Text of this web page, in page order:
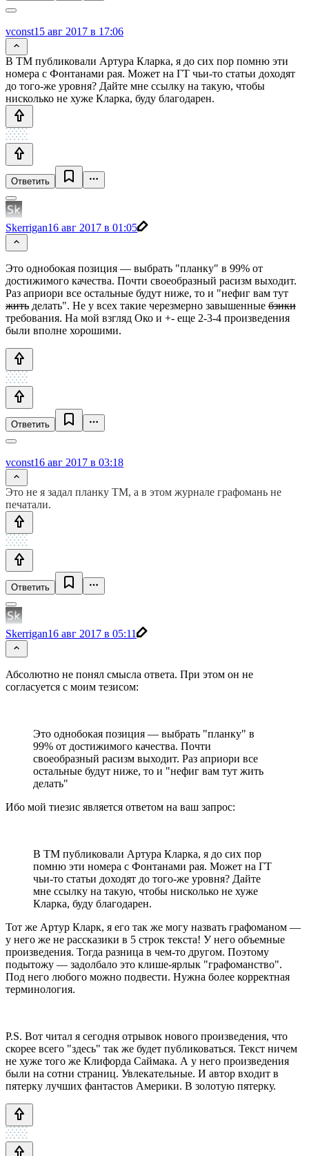
vconst15 авг 2017 в 17:06
В ТМ публиковали Артура Кларка, я до сих пор помню эти
номера с Фонтанами рая. Может на ГТ чьи-то статьи доходят
до того-же уровня? Дайте мне ссылку на такую, чтобы
нисколько не хуже Кларка, буду благодарен.
Ответить
Skerrigan16 авг 2017 в 01:05
Это однобокая позиция — выбрать "планку" в 99% от
достижимого качества. Почти своеобразный расизм выходит.
Раз априори все остальные будут ниже, то и "нефиг вам тут
жить делать". Не у всех такие черезмерно завышенные бзики
требования. На мой взгляд Око и +- еще 2-3-4 произведения
были вполне хорошими.
Ответить
vconst16 авг 2017 в 03:18
Это не я задал планку ТМ, а в этом журнале графомань не
печатали.
Ответить
Skerrigan16 авг 2017 в 05:11
Абсолютно не понял смысла ответа. При этом он не
согласуется с моим тезисом:
Это однобокая позиция — выбрать "планку" в
99% от достижимого качества. Почти
своеобразный расизм выходит. Раз априори все
остальные будут ниже, то и "нефиг вам тут жить
делать"
Ибо мой тиезис является ответом на ваш запрос:
В ТМ публиковали Артура Кларка, я до сих пор
помню эти номера с Фонтанами рая. Может на ГТ
чьи-то статьи доходят до того-же уровня? Дайте
мне ссылку на такую, чтобы нисколько не хуже
Кларка, буду благодарен.
Тот же Артур Кларк, я его так же могу назвать графоманом —
у него же не рассказики в 5 строк текста! У него объемные
произведения. Тогда разница в чем-то другом. Поэтому
подытожу — задолбало это клише-ярлык "графоманство".
Под него любого можно подвести. Нужна более корректная
терминология.
P.S. Вот читал я сегодня отрывок нового произведения, что
скорее всего "здесь" так же будет публиковаться. Текст ничем
не хуже того же Клифорда Саймака. А у него произведения
были на сотни страниц. Увлекательные. И автор входит в
пятерку лучших фантастов Америки. В золотую пятерку.